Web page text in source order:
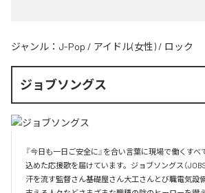
ジャンル： J-Pop / アイドル(女性) / ロック
ジョブソングス
『今日も一日ご安全に』を合い言葉に現場で働くす
込めた応援歌を届けています。ジョブソングス（
汗を流す監督さん基礎屋さん大工さんとび職電気設